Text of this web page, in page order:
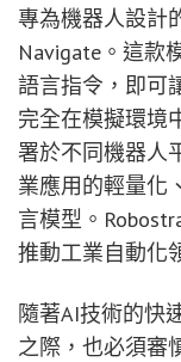
專為機器人設計
Navigate。這款
語言指令，即可
完全在模擬環境
署於不同機器人
業應用的輕量化
言模型。
推動工業自動化
隨著AI技術的快
之際，也必須審